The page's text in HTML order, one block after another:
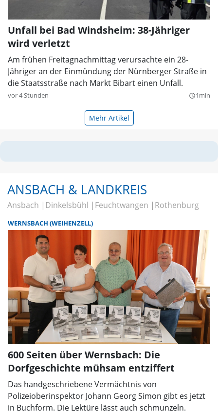
Unfall bei Bad Windsheim: 38-Jähriger
wird verletzt
Am frühen Freitagnachmittag verursachte ein 28-
Jähriger an der Einmündung der Nürnberger Straße in
die Staatsstraße nach Markt Bibart einen Unfall.
vor 4 Stunden query_builder1min
Mehr Artikel
ANSBACH & LANDKREIS
Ansbach Dinkelsbühl Feuchtwangen Rothenburg
WERNSBACH (WEIHENZELL)
600 Seiten über Wernsbach: Die
Dorfgeschichte mühsam entziffert
Das handgeschriebene Vermächtnis von
Polizeioberinspektor Johann Georg Simon gibt es jetzt
in Buchform. Die Lektüre lässt auch schmunzeln.